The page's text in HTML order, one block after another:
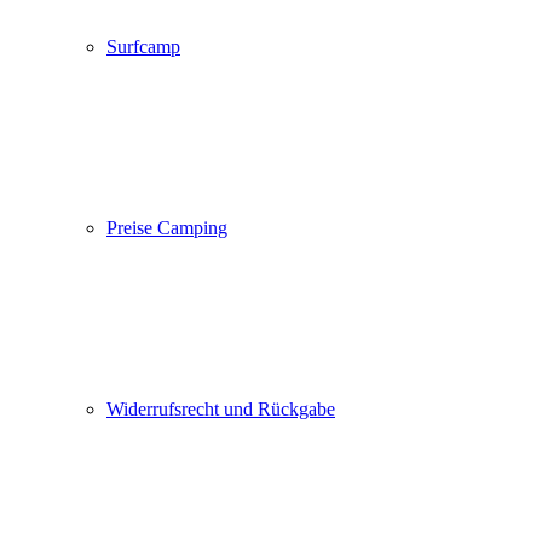
Surfcamp
Preise Camping
Widerrufsrecht und Rückgabe